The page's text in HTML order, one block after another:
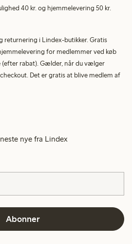
40 kr. og hjemmelevering 50 kr.
returnering i Lindex-butikker. Gratis
for medlemmer ved køb
(efter rabat). Gælder, når du vælger
Det er gratis at blive medlem af
nye fra Lindex
Abonner